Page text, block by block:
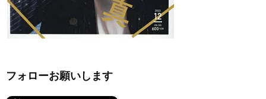
フォローお願いします